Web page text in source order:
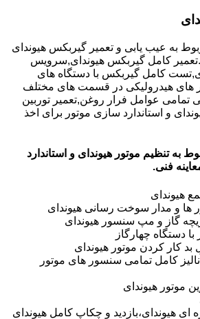
به عیب یابی و تعمیر گیربکس هیوندای
کامل گیربکس هیوندای,سرویس
کامل گیربکس با دستگاه های
های هیدرولیکی در قسمت های مختلف
تمامی عوامل فرار روغن,تعمیر توربین
و استاندارد سازی موتور برای اخذ
به تنظیم موتور هیوندای و استاندارد
فنی.
هیوندای
ها و مدار سوخت رسانی هیوندای
گاز و مپ سنسور هیوندای
دستگاه چهارگاز
کار کردن موتور هیوندای
کامل تمامی سنسور های موتور
موتور هیوندای
هیوندای،بازدید و چکاپ کامل هیوندای